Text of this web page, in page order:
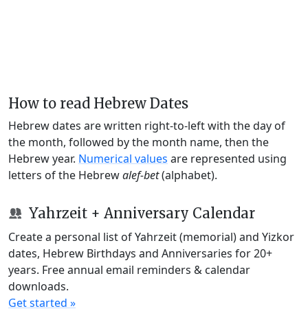
How to read Hebrew Dates
Hebrew dates are written right-to-left with the day of
the month, followed by the month name, then the
Hebrew year. Numerical values are represented using
letters of the Hebrewalef-bet(alphabet).
Yahrzeit + Anniversary Calendar
Create a personal list of Yahrzeit (memorial) and Yizkor
dates, Hebrew Birthdays and Anniversaries for 20+
years. Free annual email reminders & calendar
downloads.
Get started »